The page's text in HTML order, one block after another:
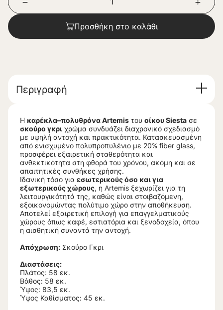
Προσθήκη στο καλάθι
Περιγραφή
Η καρέκλα–πολυθρόνα Artemis του οίκου Siesta σε
σκούρο γκρι χρώμα συνδυάζει διαχρονικό σχεδιασμό
με υψηλή αντοχή και πρακτικότητα. Κατασκευασμένη
από ενισχυμένο πολυπροπυλένιο με 20% fiber glass,
προσφέρει εξαιρετική σταθερότητα και
ανθεκτικότητα στη φθορά του χρόνου, ακόμη και σε
απαιτητικές συνθήκες χρήσης.
Ιδανική τόσο για εσωτερικούς όσο και για
εξωτερικούς χώρους, η Artemis ξεχωρίζει για τη
λειτουργικότητά της, καθώς είναι στοιβαζόμενη,
εξοικονομώντας πολύτιμο χώρο στην αποθήκευση.
Αποτελεί εξαιρετική επιλογή για επαγγελματικούς
χώρους όπως καφέ, εστιατόρια και ξενοδοχεία, όπου
η αισθητική συναντά την αντοχή.
Απόχρωση: Σκούρο Γκρι
Διαστάσεις:
Πλάτος: 58 εκ.
Βάθος: 58 εκ.
Ύψος: 83,5 εκ.
Ύψος Καθίσματος: 45 εκ.